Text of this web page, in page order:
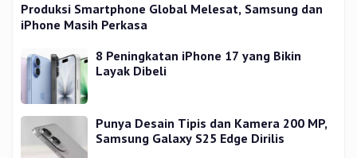
Produksi Smartphone Global Melesat, Samsung dan
iPhone Masih Perkasa
8 Peningkatan iPhone 17 yang Bikin
Layak Dibeli
Punya Desain Tipis dan Kamera 200 MP,
Samsung Galaxy S25 Edge Dirilis